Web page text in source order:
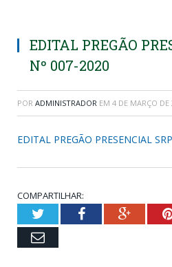
EDITAL PREGÃO
Nº 007-2020
POR ADMINISTRADOR EM 4 DE MARÇO DE
EDITAL PREGÃO PRESENCIAL
COMPARTILHAR:
TwitterFacebook
Email